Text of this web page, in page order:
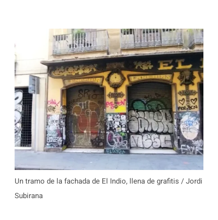
Un tramo de la fachada de El Indio, llena de grafitis / Jordi
Subirana